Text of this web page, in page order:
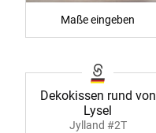
Maße eingeben
Dekokissen rund von
Lysel
Jylland #2T